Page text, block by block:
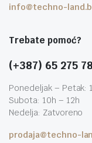
info@techno-
Trebate pomoć?
(+387) 65 275
Ponedeljak – Petak:
Subota: 10h – 12h
Nedelja: Zatvoreno
prodaja@techno-